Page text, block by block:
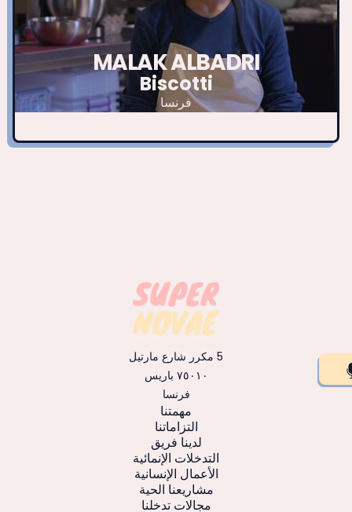
MALAK ALBADRI
Biscotti
فرنسا
5 مكرر شارع مارتيل
٧٥٠١٠ باريس
فرنسا
مهمتنا
التزاماتنا
لدينا فريق
التدخلات الإنمائية
الأعمال الإنسانية
مشاريعنا الحية
مجالات تدخلنا